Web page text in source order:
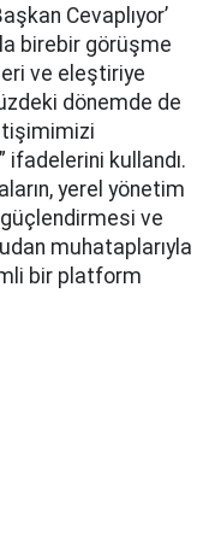
Cevaplıyor’
birebir görüşme
ve eleştiriye
dönemde de
kullandı.
yerel yönetim
ve
muhataplarıyla
bir platform